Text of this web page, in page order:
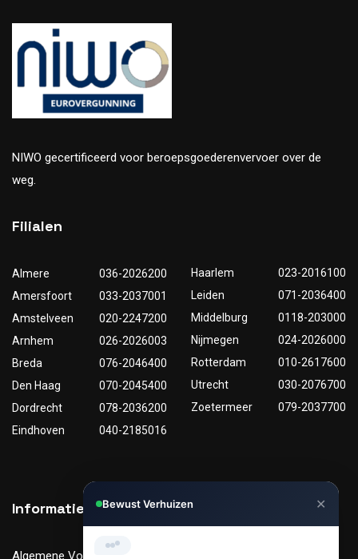
NIWO gecertificeerd voor beroepsgoederenvervoer over de
weg.
Filialen
Almere
036-2026200
Amersfoort
033-2037001
Amstelveen
020-2247200
Arnhem
026-2026003
Breda
076-2046400
Den Haag
070-2045400
Dordrecht
078-2036200
Eindhoven
040-2185016
Haarlem
023-2016100
Leiden
071-2036400
Middelburg
0118-203000
Nijmegen
024-2026000
Rotterdam
010-2617600
Utrecht
030-2076700
Zoetermeer
079-2037700
Informatie
Algemene Voorwaarden
Nuttige links
✕
Hi, Kunnen we je helpen met
verhuizen?